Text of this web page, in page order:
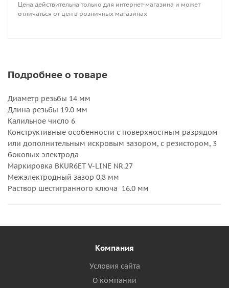
Цена действительна только для интернет-магазина и может
отличаться от цен в розничных магазинах
Подробнее о товаре
Диаметр резьбы 14 мм
Длина резьбы 19.0 мм
Калильное число 6
Конструктивные особенности с поверхностным разрядом
или дополнительным искровым зазором, с резистором, 3
боковых электрода
Маркировка BKUR6ET V-LINE NR.27
Межэлектродный зазор 0.8 мм
Раствор шестигранного ключа 16.0 мм
Компания
Условия сайта
О компании